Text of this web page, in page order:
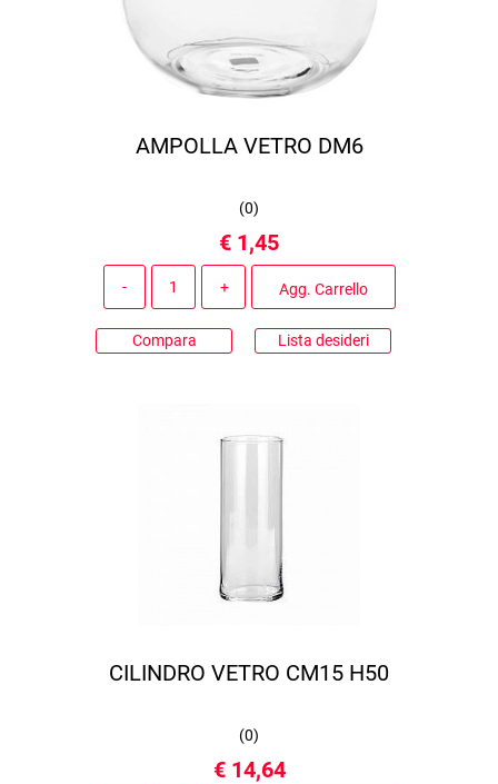
AMPOLLA VETRO DM6
(0)
€ 1,45
Agg. Carrello
Compara Lista desideri
CILINDRO VETRO CM15 H50
(0)
€ 14,64